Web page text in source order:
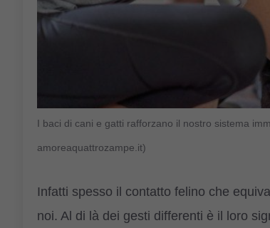
I baci di cani e gatti rafforzano il nostro sistema
amoreaquattrozampe.it)
Infatti spesso il contatto felino che
noi. Al di là dei gesti differenti è il loro